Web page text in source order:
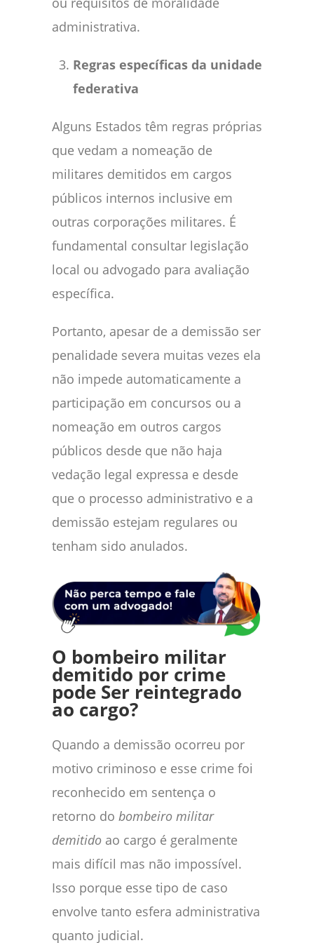
administrativa.
Regras específicas da unidade
federativa
Alguns Estados têm regras próprias
que vedam a nomeação de
militares demitidos em cargos
públicos internos inclusive em
outras corporações militares. É
fundamental consultar legislação
local ou advogado para avaliação
específica.
Portanto, apesar de a demissão ser
penalidade severa muitas vezes ela
não impede automaticamente a
participação em concursos ou a
nomeação em outros cargos
públicos desde que não haja
vedação legal expressa e desde
que o processo administrativo e a
demissão estejam regulares ou
tenham sido anulados.
O bombeiro militar
demitido por crime
pode Ser reintegrado
ao cargo?
Quando a demissão ocorreu por
motivo criminoso e esse crime foi
reconhecido em sentença o
retorno do bombeiro militar
demitido ao cargo é geralmente
mais difícil mas não impossível.
Isso porque esse tipo de caso
envolve tanto esfera administrativa
quanto judicial.